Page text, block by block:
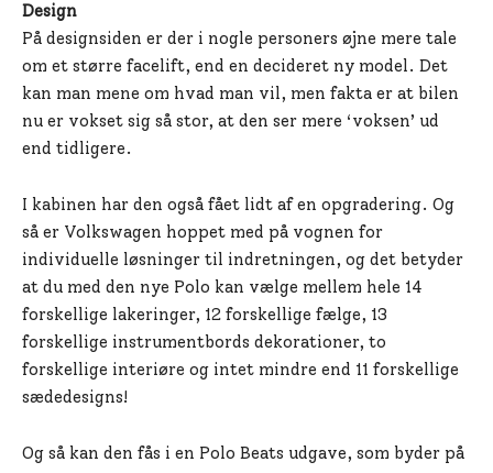
Design
På designsiden er der i nogle personers øjne mere tale
om et større facelift, end en decideret ny model. Det
kan man mene om hvad man vil, men fakta er at bilen
nu er vokset sig så stor, at den ser mere ‘voksen’ ud
end tidligere.
I kabinen har den også fået lidt af en opgradering. Og
så er Volkswagen hoppet med på vognen for
individuelle løsninger til indretningen, og det betyder
at du med den nye Polo kan vælge mellem hele 14
forskellige lakeringer, 12 forskellige fælge, 13
forskellige instrumentbords dekorationer, to
forskellige interiøre og intet mindre end 11 forskellige
sædedesigns!
Og så kan den fås i en Polo Beats udgave, som byder på